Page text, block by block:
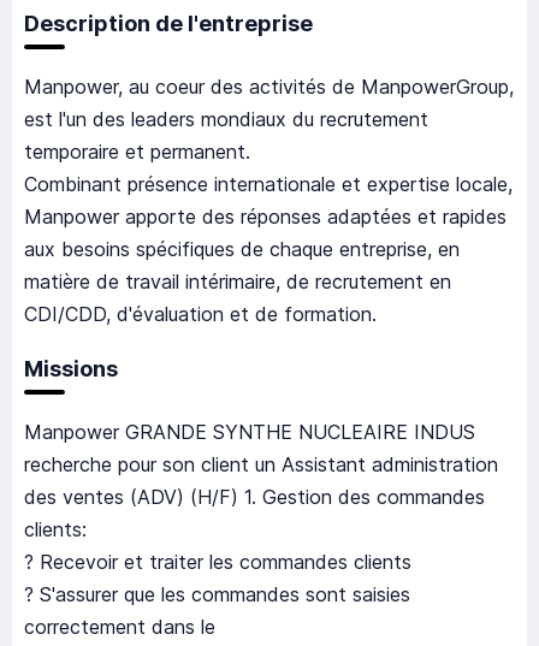
Description de l'entreprise
Manpower, au coeur des activités de ManpowerGroup,
est l'un des leaders mondiaux du recrutement
temporaire et permanent.
Combinant présence internationale et expertise locale,
Manpower apporte des réponses adaptées et rapides
aux besoins spécifiques de chaque entreprise, en
matière de travail intérimaire, de recrutement en
CDI/CDD, d'évaluation et de formation.
Missions
Manpower GRANDE SYNTHE NUCLEAIRE INDUS
recherche pour son client un Assistant administration
des ventes (ADV) (H/F) 1. Gestion des commandes
clients:
? Recevoir et traiter les commandes clients
? S'assurer que les commandes sont saisies
correctement dans le